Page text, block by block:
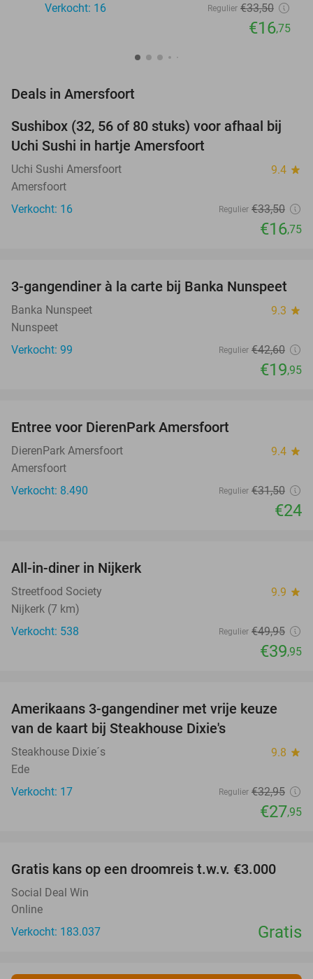
Verkocht: 16 Regulier €33,50
€16,75
Deals in Amersfoort
50%
TODAY
Sushibox (32, 56 of 80 stuks) voor afhaal bij
Uchi Sushi in hartje Amersfoort
Uchi Sushi Amersfoort 9.4 star
Amersfoort
Verkocht: 16
Regulier €33,50
€16,75
53%
NEW
TODAY
3-gangendiner à la carte bij Banka Nunspeet
Banka Nunspeet 9.3 star
Nunspeet
Verkocht: 99
Regulier €42,60
€19,95
Entree voor DierenPark Amersfoort
DierenPark Amersfoort 9.4 star
Amersfoort
Verkocht: 8.490
Regulier €31,50
€24
All-in-diner in Nijkerk
Streetfood Society 9.9 star
Nijkerk (7 km)
Verkocht: 538
Regulier €49,95
€39,95
15%
TODAY
Amerikaans 3-gangendiner met vrije keuze
van de kaart bij Steakhouse Dixie's
Steakhouse Dixie´s 9.8 star
Ede
Verkocht: 17
Regulier €32,95
€27,95
Gratis kans op een droomreis t.w.v. €3.000
Social Deal Win
Online
Verkocht: 183.037
Gratis